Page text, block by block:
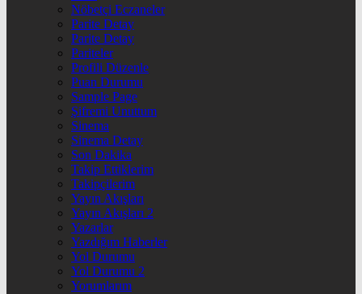
Nöbetçi Eczaneler
Parite Detay
Parite Detay
Pariteler
Profili Düzenle
Puan Durumu
Sample Page
Şifremi Unuttum
Sinema
Sinema Detay
Son Dakika
Takip Ettiklerim
Takipçilerim
Yayın Akışları
Yayın Akışları 2
Yazarlar
Yazdığım Haberler
Yol Durumu
Yol Durumu 2
Yorumlarım